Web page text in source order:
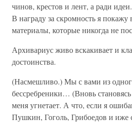
чинов, крестов и лент, а ради
В награду за скромность я покажу
материалы, которые никогда не
Архивариус живо вскакивает и
достоинства.
(Насмешливо.) Мы с вами из
бессребреники… (Вновь
меня угнетает. А что, если я
Пушкин, Гоголь, Грибоедов и иже